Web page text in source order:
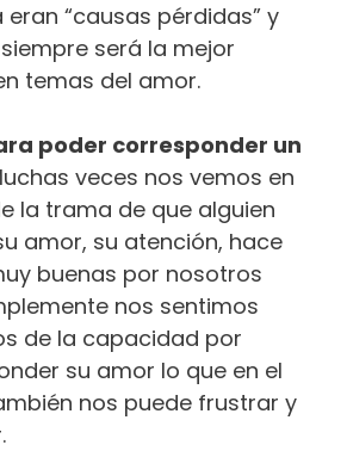
“causas pérdidas” y
será la mejor
temas del amor.
poder corresponder un
veces nos vemos en
la trama de que alguien
amor, su atención, hace
buenas por nosotros
nos sentimos
de la capacidad por
su amor lo que en el
nos puede frustrar y